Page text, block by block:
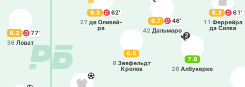
6.2
77'
36 Ловат
6.7
46'
42 Да­льмо­ро
6.3
61'
11 Фе­ррей­ра
да Силва
6.6
8 Зее­фельдт
Кролов
6.3
62'
27 де Оли­вей­
ра
7.9
2
26 Албу­ке­рке